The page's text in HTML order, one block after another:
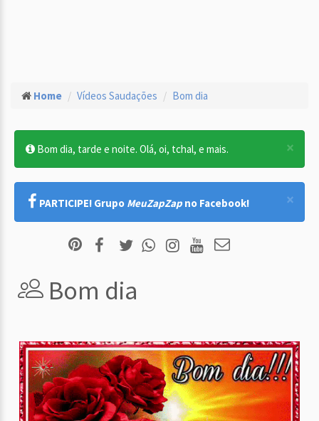
Home Vídeos Saudações Bom dia
×
Bom dia, tarde e noite. Olá, oi, tchal, e mais.
×
PARTICIPE! Grupo MeuZapZap no Facebook!
Bom dia